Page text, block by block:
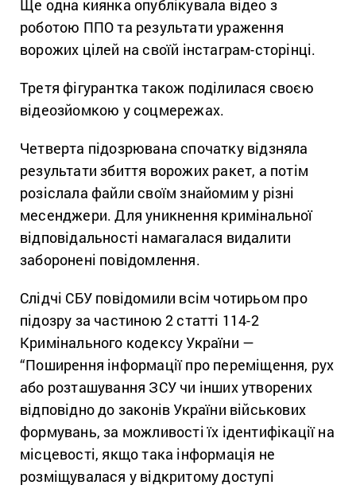
Ще одна киянка опублікувала відео з
роботою ППО та результати ураження
ворожих цілей на своїй інстаграм-сторінці.
Третя фігурантка також поділилася своєю
відеозйомкою у соцмережах.
Четверта підозрювана спочатку відзняла
результати збиття ворожих ракет, а потім
розіслала файли своїм знайомим у різні
месенджери. Для уникнення кримінальної
відповідальності намагалася видалити
заборонені повідомлення.
Слідчі СБУ повідомили всім чотирьом про
підозру за частиною 2 статті 114-2
Кримінального кодексу України —
“Поширення інформації про переміщення, рух
або розташування ЗСУ чи інших утворених
відповідно до законів України військових
формувань, за можливості їх ідентифікації на
місцевості, якщо така інформація не
розміщувалася у відкритому доступі